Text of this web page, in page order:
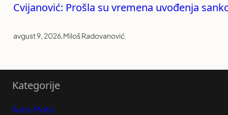
Cvijanović: Prošla su vremena uvođenja
avgust 9, 2026.Miloš Radovanović
Kategorije
Auto-Moto